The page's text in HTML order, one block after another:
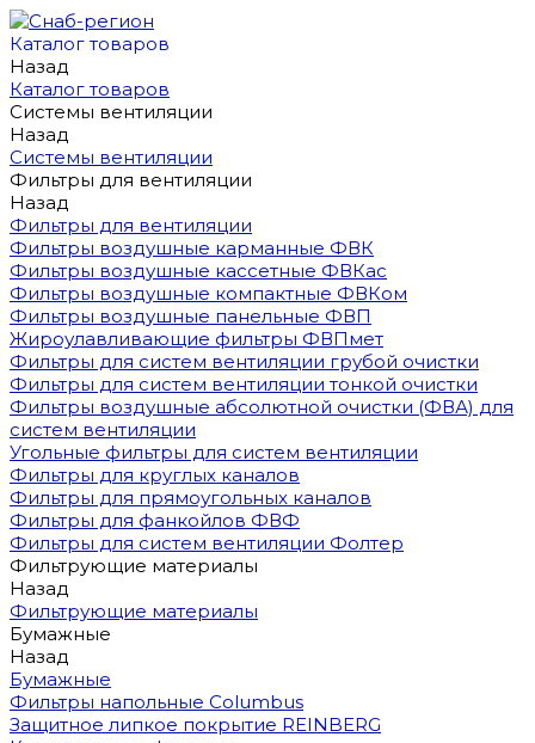
Каталог товаров
Назад
Каталог товаров
Системы вентиляции
Назад
Системы вентиляции
Фильтры для вентиляции
Назад
Фильтры для вентиляции
Фильтры воздушные карманные ФВК
Фильтры воздушные кассетные ФВКас
Фильтры воздушные компактные ФВКом
Фильтры воздушные панельные ФВП
Жироулавливающие фильтры ФВПмет
Фильтры для систем вентиляции грубой очистки
Фильтры для систем вентиляции тонкой очистки
Фильтры воздушные абсолютной очистки (ФВА) для
систем вентиляции
Угольные фильтры для систем вентиляции
Фильтры для круглых каналов
Фильтры для прямоугольных каналов
Фильтры для фанкойлов ФВФ
Фильтры для систем вентиляции Фолтер
Фильтрующие материалы
Назад
Фильтрующие материалы
Бумажные
Назад
Бумажные
Фильтры напольные Columbus
Защитное липкое покрытие REINBERG